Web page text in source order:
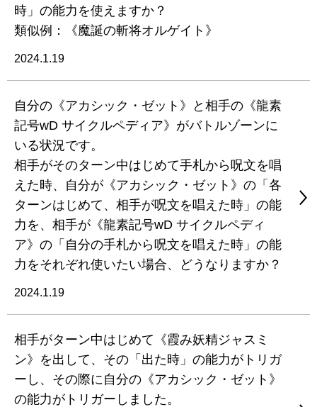
時」の能力を使えますか？
類似例：《魔誕の斬将オルゲイト》
2024.1.19
自分の《アカシック・ゼット》と相手の《龍素
記号wD サイクルペディア》がバトルゾーンに
いる状況です。
相手がそのターン中はじめて手札から呪文を唱
えた時、自分が《アカシック・ゼット》の「各
ターンはじめて、相手が呪文を唱えた時」の能
力を、相手が《龍素記号wD サイクルペディ
ア》の「自分の手札から呪文を唱えた時」の能
力をそれぞれ使いたい場合、どうなりますか？
2024.1.19
相手がターン中はじめて《霞み妖精ジャスミ
ン》を出して、その「出た時」の能力がトリガ
ーし、その際に自分の《アカシック・ゼット》
の能力がトリガーしました。